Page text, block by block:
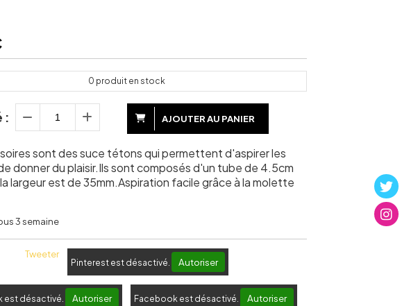
0 produit en stock
: AJOUTER AU PANIER
sont des suce tétons qui permettent d'aspirer les
donner du plaisir.Ils sont composés d'un tube de 4.5cm
largeur est de 35mm.Aspiration facile grâce à la molette
3 semaine
Tweeter
Pinterest est désactivé. Autoriser
est désactivé. Autoriser Facebook est désactivé. Autoriser